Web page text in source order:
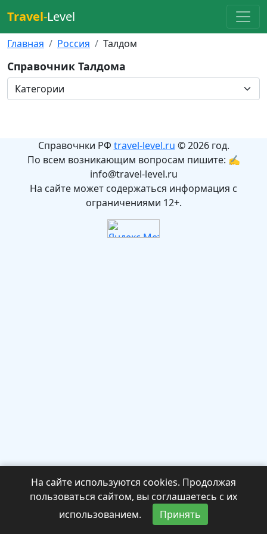
Travel-Level
Главная Россия Талдом
Справочник Талдома
Справочнки РФ travel-level.ru © 2026 год.
По всем возникающим вопросам пишите: ✍
info@travel-level.ru
На сайте может содержаться информация с
ограничениями 12+.
На сайте используются cookies. Продолжая
пользоваться сайтом, вы соглашаетесь с их
использованием.
Принять